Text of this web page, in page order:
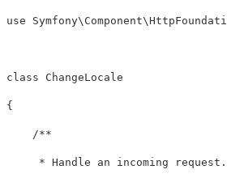
use
class ChangeLocale
{
/**
     * Handle an incoming request.